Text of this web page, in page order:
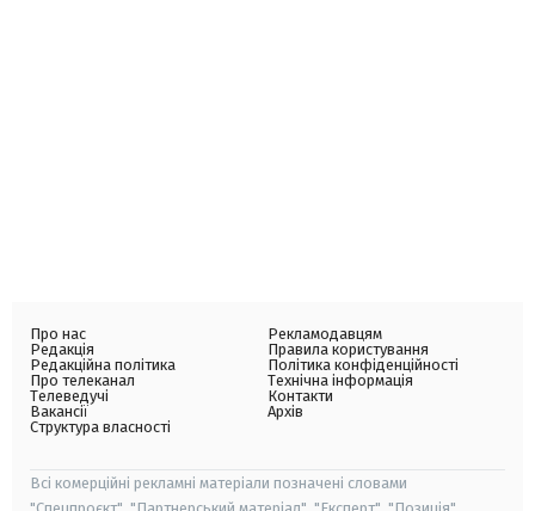
Про нас
Редакція
Редакційна політика
Про телеканал
Телеведучі
Вакансії
Структура власності
Рекламодавцям
Правила користування
Політика конфіденційності
Технічна інформація
Контакти
Архів
Всі комерційні рекламні матеріали позначені словами